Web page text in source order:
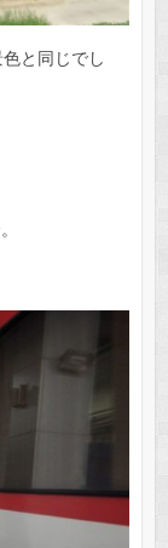
と同じでし